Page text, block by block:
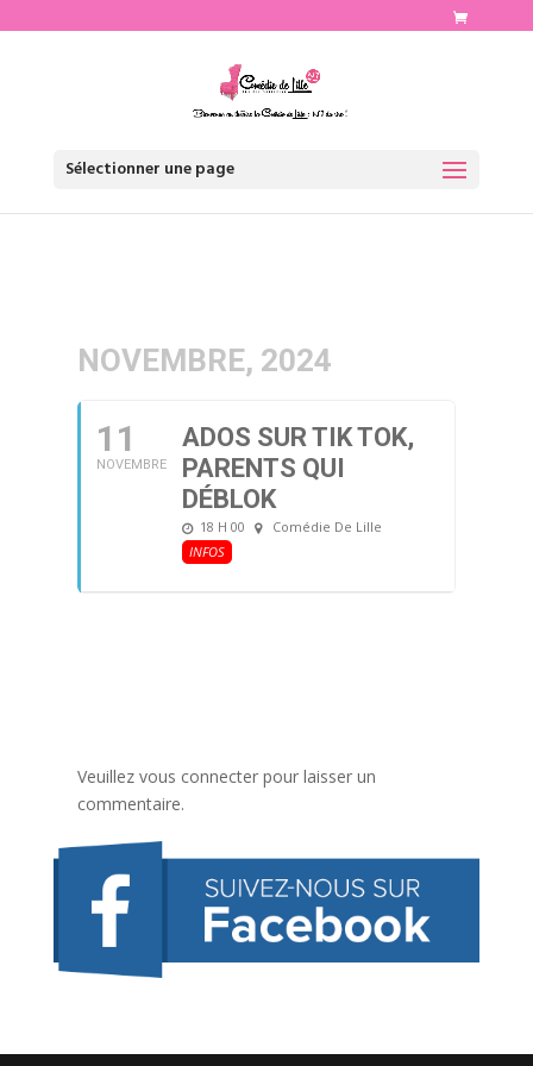
Sélectionner une page
NOVEMBRE, 2024
11
NOVEMBRE
ADOS SUR TIK TOK,
PARENTS QUI
DÉBLOK
18 H 00
Comédie De Lille
INFOS
Veuillez vous connecter pour laisser un
commentaire.